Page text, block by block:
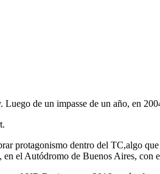
de un impasse de un año, en
protagonismo dentro del TC,algo
el Autódromo de Buenos Aires, con